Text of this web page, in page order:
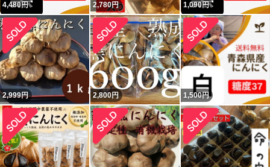
4,480円 2,780円 1,090円
2,999円 2,800円 1,500円